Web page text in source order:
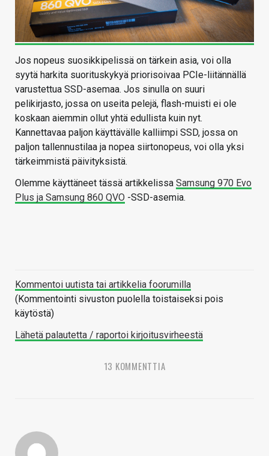
Jos nopeus suosikkipelissä on tärkein asia, voi olla
syytä harkita suorituskykyä priorisoivaa PCIe-liitännällä
varustettua SSD-asemaa. Jos sinulla on suuri
pelikirjasto, jossa on useita pelejä, flash-muisti ei ole
koskaan aiemmin ollut yhtä edullista kuin nyt.
Kannettavaa paljon käyttävälle kalliimpi SSD, jossa on
paljon tallennustilaa ja nopea siirtonopeus, voi olla yksi
tärkeimmistä päivityksistä.
Olemme käyttäneet tässä artikkelissa Samsung 970 Evo
Plus ja Samsung 860 QVO -SSD-asemia.
Kommentoi uutista tai artikkelia foorumilla
(Kommentointi sivuston puolella toistaiseksi pois
käytöstä)
Lähetä palautetta / raportoi kirjoitusvirheestä
13 KOMMENTTIA